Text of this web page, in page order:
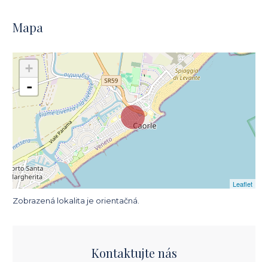
Mapa
+
-
Leaflet
Zobrazená lokalita je orientačná.
Kontaktujte nás